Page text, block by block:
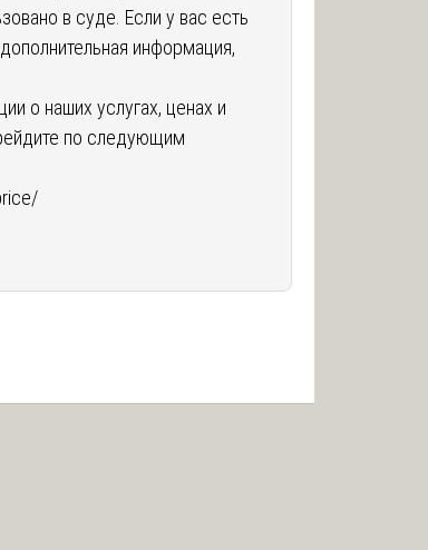
в суде. Если у вас есть
информация,
о наших услугах, ценах и
по следующим